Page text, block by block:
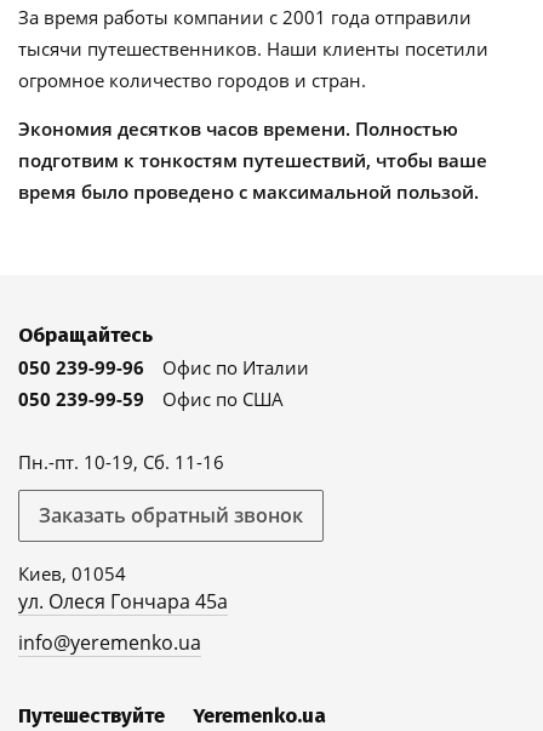
За время работы компании с 2001 года отправили
тысячи путешественников. Наши клиенты посетили
огромное количество городов и стран.
Экономия десятков часов времени. Полностью
подготвим к тонкостям путешествий, чтобы ваше
время было проведено с максимальной пользой.
Обращайтесь
050 239-99-96
Офис по Италии
050 239-99-59
Офис по США
Пн.-пт. 10-19, Сб. 11-16
Заказать обратный звонок
Киев, 01054
ул. Олеся Гончара 45а
info@yeremenko.ua
Путешествуйте Yeremenko.ua